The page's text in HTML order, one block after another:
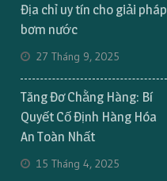
Địa chỉ uy tín cho giải pháp
bơm nước
27 Tháng 9, 2025
Tăng Đơ Chằng Hàng: Bí
Quyết Cố Định Hàng Hóa
An Toàn Nhất
15 Tháng 4, 2025